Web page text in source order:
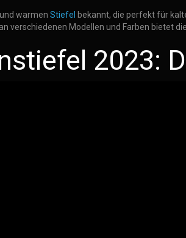
warmen Stiefel bekannt, die perfekt für
verschiedenen Modellen und Farben bietet
2023: